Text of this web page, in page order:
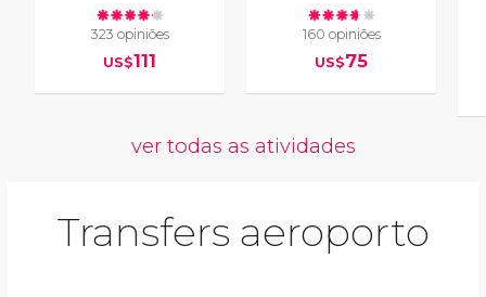
323 opiniões
US$111
160 opiniões
US$75
ver todas as atividades
Transfers aeroporto